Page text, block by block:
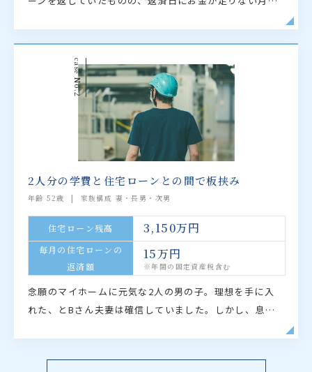
case
No.2
2人分の学費と住宅ローンとの間で板挟み
年齢 52歳 家族構成 妻・長男・次男
住宅ローン残高 3,150万円
毎月の住宅ローンの
返済額
15万円
※年間の固定資産税含む
念願のマイホームに元気な2人の男の子。理想を手に入
れた、とBさん夫妻は確信していました。しかし、息子
が…